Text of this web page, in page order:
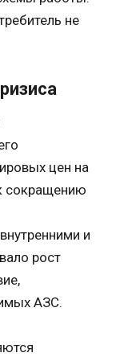
не
цен на
сокращению
и
рост
АЗС.